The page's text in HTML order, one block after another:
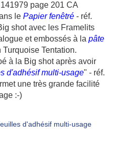
page 201 CA
le Papier fenêtré - réf.
shot avec les Framelits
et embossés à la pâte
Tentation.
à la Big shot après avoir
d'adhésif multi-usage" - réf.
une très grande facilité
:-)
d'adhésif multi-usage